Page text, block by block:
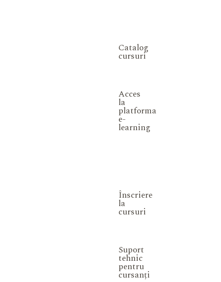
Catalog
cursuri
Acces
la
platforma
e-
learning
Înscriere
la
cursuri
Suport
tehnic
pentru
cursanți